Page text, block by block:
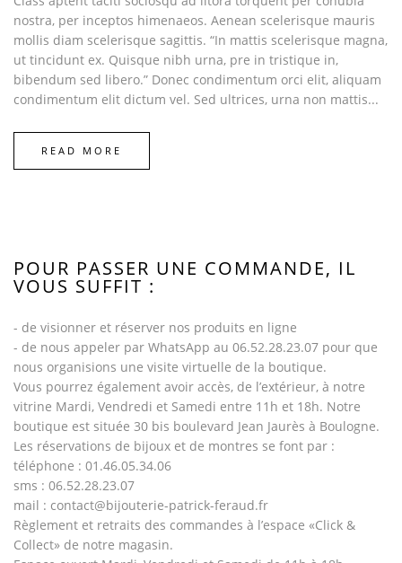
POUR PASSER UNE COMMANDE, IL
VOUS SUFFIT :
- de visionner et réserver nos produits en ligne
- de nous appeler par WhatsApp au 06.52.28.23.07 pour que
nous organisions une visite virtuelle de la boutique.
Vous pourrez également avoir accès, de l’extérieur, à notre
vitrine Mardi, Vendredi et Samedi entre 11h et 18h. Notre
boutique est située 30 bis boulevard Jean Jaurès à Boulogne.
Les réservations de bijoux et de montres se font par :
téléphone : 01.46.05.34.06
sms : 06.52.28.23.07
mail : contact@bijouterie-patrick-feraud.fr
Règlement et retraits des commandes à l’espace «Click &
Collect» de notre magasin.
nostra, per inceptos himenaeos. Aenean scelerisque mauris
mollis diam scelerisque sagittis. “In mattis scelerisque magna,
ut tincidunt ex. Quisque nibh urna, pre in tristique in,
bibendum sed libero.” Donec condimentum orci elit, aliquam
condimentum elit dictum vel. Sed ultrices, urna non mattis...
READ MORE